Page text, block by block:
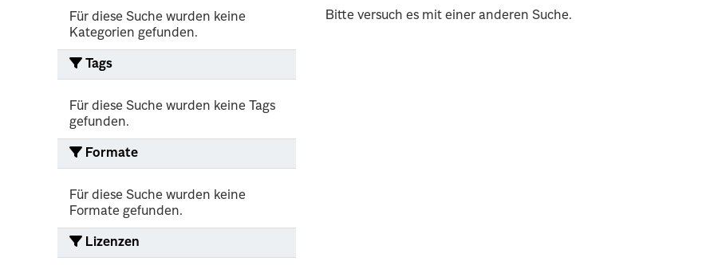
Für diese Suche wurden keine
Kategorien gefunden.
Tags
Für diese Suche wurden keine Tags
gefunden.
Formate
Für diese Suche wurden keine
Formate gefunden.
Lizenzen
Bitte versuch es mit einer anderen Suche.